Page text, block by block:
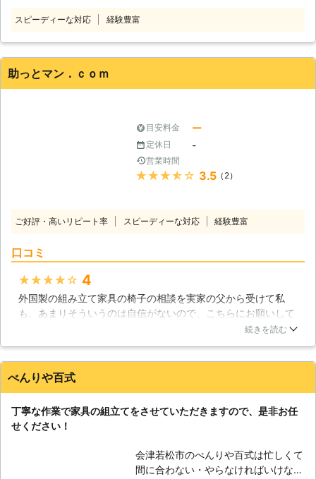
「ベッドを組み立てたいけど、重すぎ
ごとを解決するお手伝いをしていま
す。家具組立のことでお悩みのときに
は、まずはご相談くださいませ。
●「自分じゃ組み立てられない！」と
自信がない」という方も多いのではな
いでしょうか。ほかにも忙しかった
「家具を購入したはいいものの、まだ
とをおすすめします。 不慣れなまま
無理やり組み立てようとしても床や壁
を傷つけてしまったり、家具本体が破
損してしまったりすることがありま
す。怪我の危険もありますよね。無理
ときは阿部商事にご依頼くださいま
せ。 ●9時から21時までの対応！夜間
となっているため、日中に在宅の方か
ら、夕方に帰宅される方まで幅広く家
スピーディーな対応 経験豊富
助っとマン．ｃｏｍ
目安料金 ー
定休日 -
営業時間
★★★★★ 3.5（2）
ご好評・高いリピート率 スピーディーな対応 経験豊富
口コミ
★★★★★ 4
外国製の組み立て家具の椅子の相談を実家の父から受けて私
も、あまりそういうのは自信がないので、こちらにお願いして
やってもらいました。組み立て式の鍵は簡単な物も多いです
ました。ネジの位置なども、全く誤差がなく完璧にやってくれ
るので良かったですね。
福島県 郡山市 2016年10月28日
続きを読む
べんりや百式
丁寧な作業で家具の組立てをさせていただきますので、是非お任
せください！
会津若松市のべんりや百式は忙しくて
間に合わない・やらなければいけない